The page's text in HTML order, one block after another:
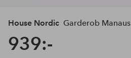
House Nordic Garderob Manaus
939:-